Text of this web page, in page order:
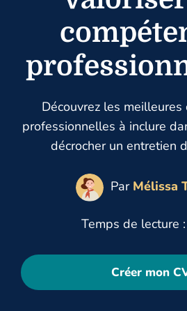
Découvrez les meilleures
professionnelles à inclure
décrocher un entretien
Par Mélissa
Temps de lecture
Créer mon